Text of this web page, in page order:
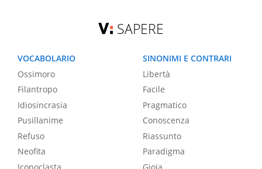
SAPERE
VOCABOLARIO
Ossimoro
Filantropo
Idiosincrasia
Pusillanime
Refuso
Neofita
SINONIMI E CONTRARI
Libertà
Facile
Pragmatico
Conoscenza
Riassunto
Paradigma